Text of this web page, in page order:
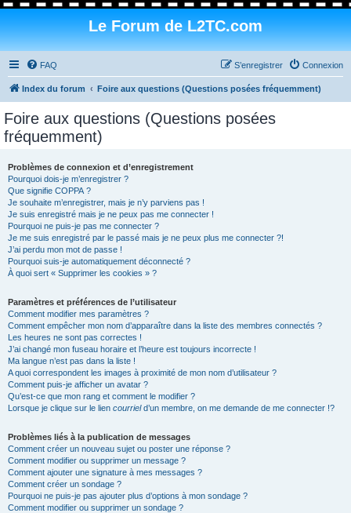
Le Forum de L2TC.com
FAQ Connexion
S’enregistrer
Index du forum Foire aux questions (Questions posées fréquemment)
Foire aux questions (Questions posées
fréquemment)
Problèmes de connexion et d’enregistrement
Pourquoi dois-je m’enregistrer ?
Que signifie COPPA ?
Je souhaite m’enregistrer, mais je n’y parviens pas !
Je suis enregistré mais je ne peux pas me connecter !
Pourquoi ne puis-je pas me connecter ?
Je me suis enregistré par le passé mais je ne peux plus me connecter ?!
J’ai perdu mon mot de passe !
Pourquoi suis-je automatiquement déconnecté ?
À quoi sert « Supprimer les cookies » ?
Paramètres et préférences de l’utilisateur
Comment modifier mes paramètres ?
Comment empêcher mon nom d’apparaître dans la liste des membres connectés ?
Les heures ne sont pas correctes !
J’ai changé mon fuseau horaire et l’heure est toujours incorrecte !
Ma langue n’est pas dans la liste !
A quoi correspondent les images à proximité de mon nom d’utilisateur ?
Comment puis-je afficher un avatar ?
Qu’est-ce que mon rang et comment le modifier ?
Lorsque je clique sur le lien courrield’un membre, on me demande de me connecter !?
Problèmes liés à la publication de messages
Comment créer un nouveau sujet ou poster une réponse ?
Comment modifier ou supprimer un message ?
Comment ajouter une signature à mes messages ?
Comment créer un sondage ?
Pourquoi ne puis-je pas ajouter plus d’options à mon sondage ?
Comment modifier ou supprimer un sondage ?